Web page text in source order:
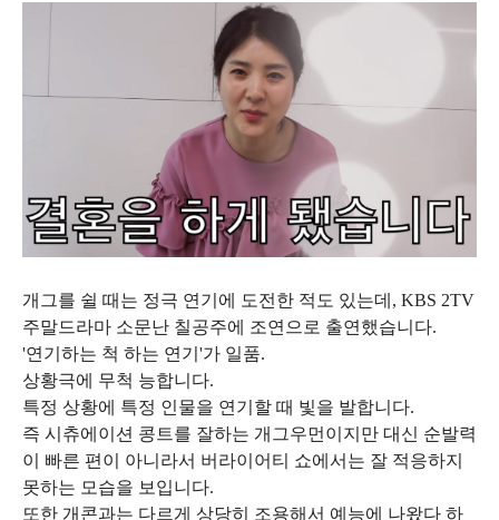
개그를 쉴 때는 정극 연기에 도전한 적도 있는데, KBS 2TV
주말드라마 소문난 칠공주에 조연으로 출연했습니다.
'연기하는 척 하는 연기'가 일품.
상황극에 무척 능합니다.
특정 상황에 특정 인물을 연기할 때 빛을 발합니다.
즉 시츄에이션 콩트를 잘하는 개그우먼이지만 대신 순발력
이 빠른 편이 아니라서 버라이어티 쇼에서는 잘 적응하지
못하는 모습을 보입니다.
또한 개콘과는 다르게 상당히 조용해서 예능에 나왔다 하